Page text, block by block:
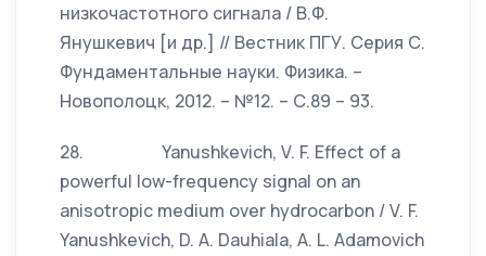
низкочастотного сигнала / В.Ф.
Янушкевич [и др.] // Вестник ПГУ. Серия С.
Фундаментальные науки. Физика. –
Новополоцк, 2012. – №12. – С.89 – 93.
28. Yanushkevich, V. F. Effect of a
powerful low-frequency signal on an
anisotropic medium over hydrocarbon / V. F.
Yanushkevich, D. A. Dauhiala, A. L. Adamovich